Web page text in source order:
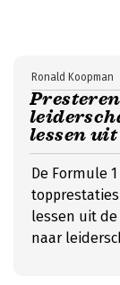
lessen
Ronald Koopman
De Formule
lessen uit
naar